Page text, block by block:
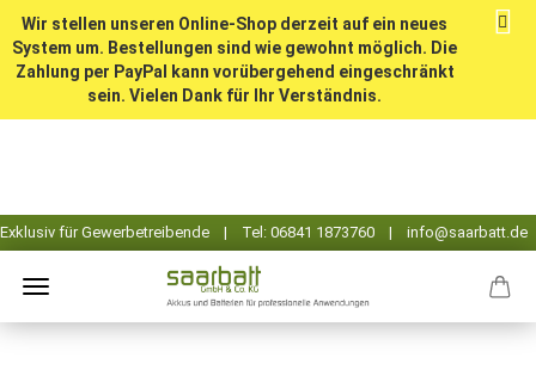
Wir stellen unseren Online-Shop derzeit auf ein neues
System um. Bestellungen sind wie gewohnt möglich. Die
Zahlung per PayPal kann vorübergehend eingeschränkt
sein. Vielen Dank für Ihr Verständnis.